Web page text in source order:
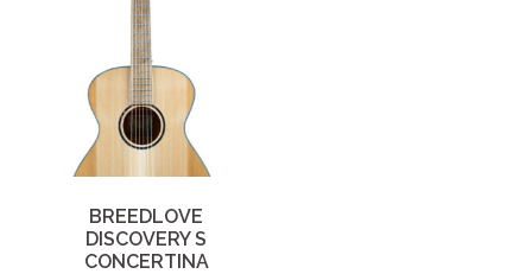
BREEDLOVE
DISCOVERY S
CONCERTINA